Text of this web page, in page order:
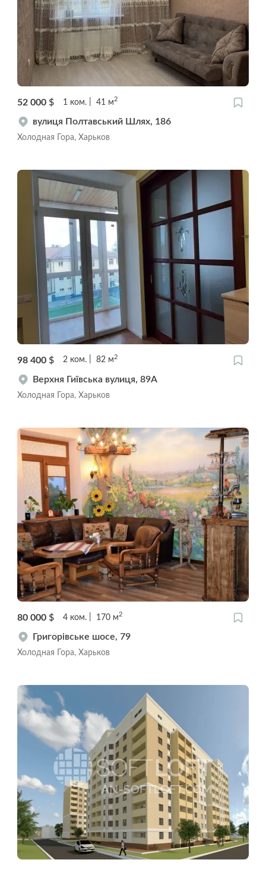
52 000 $ 1 ком. 41 м2
вулиця Полтавський Шлях, 186
Холодная Гора, Харьков
98 400 $ 2 ком. 82 м 2
Верхня Гиївська вулиця, 89А
Холодная Гора, Харьков
80 000 $ 4 ком. 170 м2
Григорівське шосе, 79
Холодная Гора, Харьков